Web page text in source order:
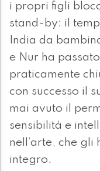
i propri figli
stand-by: il
India da
e Nur ha
praticamente
con successo il
mai avuto il
sensibilità e
nell’arte, che gli
integro.